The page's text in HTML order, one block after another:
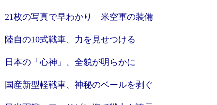
21枚の写真で早わかり 米空軍の装備
陸自の10式戦車、力を見せつける
日本の「心神」、全貌が明らかに
国産新型軽戦車、神秘のベールを剥ぐ